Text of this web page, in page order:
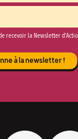
recevoir la Newsletter